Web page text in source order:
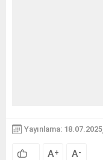
Yayınlama: 18.07.2025
A+ A-